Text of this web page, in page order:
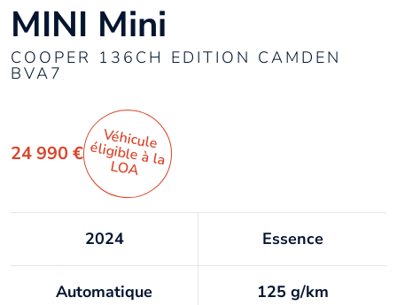
MINI Mini
COOPER 136CH EDITION CAMDEN
BVA7
24 990 €
Véhicule
éligible à la
LO
A
2024 Essence
Automatique 125 g/km